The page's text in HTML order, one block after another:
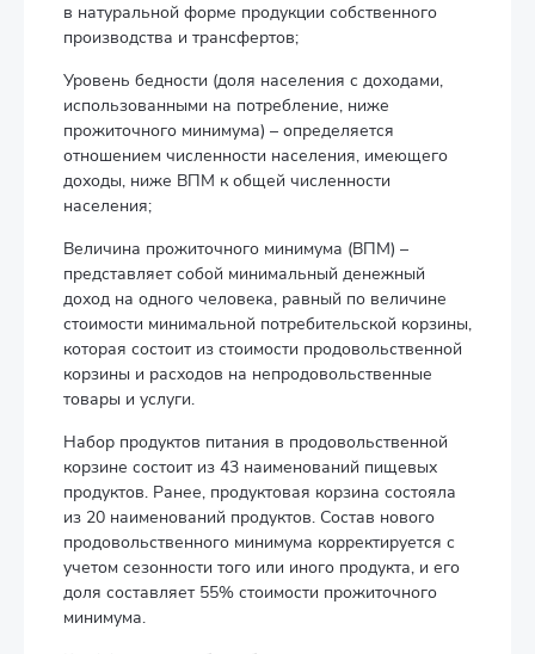
в натуральной форме продукции собственного
производства и трансфертов;
Уровень бедности (доля населения с доходами,
использованными на потребление, ниже
прожиточного минимума) – определяется
отношением численности населения, имеющего
доходы, ниже ВПМ к общей численности
населения;
Величина прожиточного минимума (ВПМ) –
представляет собой минимальный денежный
доход на одного человека, равный по величине
стоимости минимальной потребительской корзины,
которая состоит из стоимости продовольственной
корзины и расходов на непродовольственные
товары и услуги.
Набор продуктов питания в продовольственной
корзине состоит из 43 наименований пищевых
продуктов. Ранее, продуктовая корзина состояла
из 20 наименований продуктов. Состав нового
продовольственного минимума корректируется с
учетом сезонности того или иного продукта, и его
доля составляет 55% стоимости прожиточного
минимума.